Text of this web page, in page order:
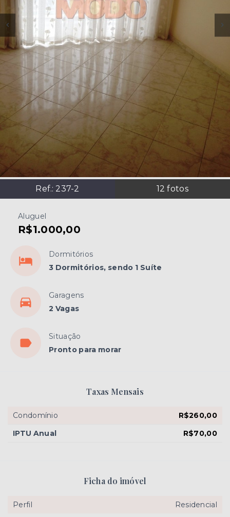
Ref.: 237-2 12 fotos
Aluguel
R$1.000,00
Dormitórios
3 Dormitórios, sendo 1 Suíte
Garagens
2 Vagas
Situação
Pronto para morar
Taxas Mensais
Condomínio
R$260,00
IPTU Anual
R$70,00
Ficha do imóvel
Perfil
Residencial